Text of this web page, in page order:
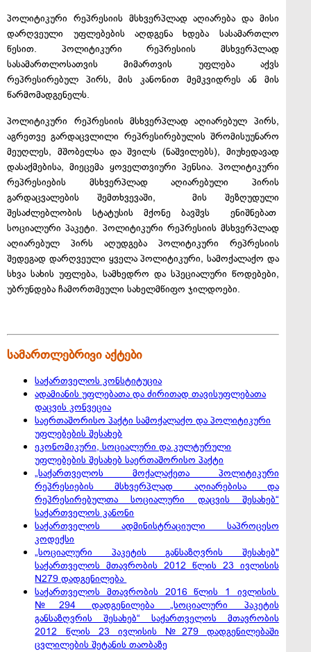
პოლიტიკური რეპრესიის მსხვერპლად აღიარება და მისი
დარღვეული უფლებების აღდგენა ხდება სასამართლო
წესით. პოლიტიკური რეპრესიის მსხვერპლად
სასამართლოსათვის მიმართვის უფლება აქვს
რეპრესირებულ პირს, მის კანონით მემკვიდრეს ან მის
წარმომადგენელს.
პოლიტიკური რეპრესიის მსხვერპლად აღიარებულ პირს,
აგრეთვე გარდაცვლილი რეპრესირებულის შრომისუუნარო
მეუღლეს, მშობელსა და შვილს (ნაშვილებს), მიუხედავად
დასაქმებისა, მიეცემა ყოველთვიური პენსია. პოლიტიკური
რეპრესიების მსხვერპლად აღიარებული პირის
გარდაცვალების შემთხვევაში, მის შეზღუდული
შესაძლებლობის სტატუსის მქონე ბავშვს ენიშნებათ
სოციალური პაკეტი. პოლიტიკური რეპრესიის მსხვერპლად
აღიარებულ პირს აღუდგება პოლიტიკური რეპრესიის
შედეგად დარღვეული ყველა პოლიტიკური, სამოქალაქო და
სხვა სახის უფლება, სამხედრო და სპეციალური წოდებები,
უბრუნდება ჩამორთმეული სახელმწიფო ჯილდოები.
სამართლებრივი აქტები
საქართველოს კონსტიტუცია
ადამიანის უფლებათა და ძირითად თავისუფლებათა
დაცვის კონვეცია
საერთაშორისო პაქტი სამოქალაქო და პოლიტიკური
უფლებების შესახებ
ეკონომიკური, სოციალური და კულტურული
უფლებების შესახებ საერთაშორისო პაქტი
„საქართველოს მოქალაქეთა პოლიტიკური
რეპრესიების მსხვერპლად აღიარებისა და
რეპრესირებულთა სოციალური დაცვის შესახებ“
საქართველოს კანონი
საქართველოს ადმინისტრაციული საპროცესო
კოდექსი
„სოციალური პაკეტის განსაზღვრის შესახებ"
საქართველოს მთავრობის 2012 წლის 23 ივლისის
N279 დადგენილება
საქართველოს მთავრობის 2016 წლის 1 ივლისის
№294 დადგენილება „სოციალური პაკეტის
განსაზღვრის შესახებ“ საქართველოს მთავრობის
2012 წლის 23 ივლისის №279 დადგენილებაში
ცვლილების შეტანის თაობაზე